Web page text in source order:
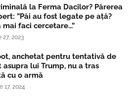
la Ferma Dacilor? Părerea
”Păi au fost legate pe ață?
mai faci cercetare...”
2023
anchetat pentru tentativă de
asupra lui Trump, nu a tras
cu o armă
17, 2024